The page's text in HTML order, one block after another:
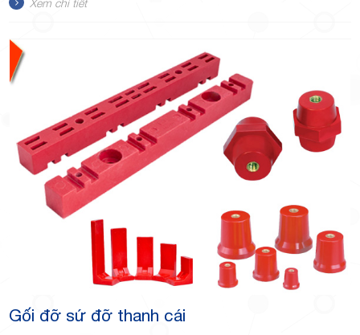
Gối đỡ sứ đỡ thanh cái